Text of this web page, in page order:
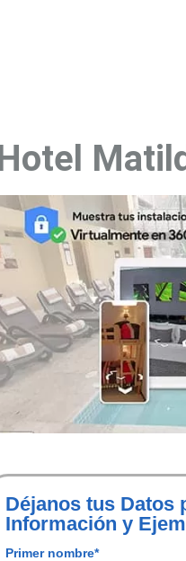
Déjanos tus Datos
Información y
Primer nombre*